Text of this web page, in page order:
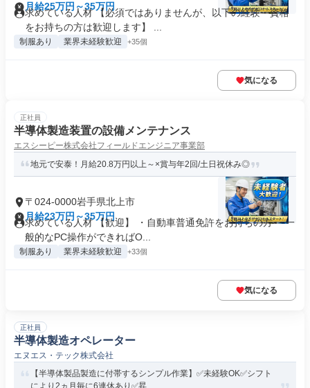
月給25万円～35万円
求めている人材 【必須ではありませんが、以下の経験・資格
をお持ちの方は歓迎します】 ...
制服あり 業界未経験歓迎 +35個
気になる
正社員
半導体製造装置の設備メンテナンス
エスシーピー株式会社フィールドエンジニア事業部
地元で安泰！月給20.8万円以上～×賞与年2回/土日祝休み◎
〒024-0000岩手県北上市
月給23万円～35万円
求めている人材 【歓迎】 ・自動車普通免許をお持ちの方 ・一
般的なPC操作ができればO...
制服あり 業界未経験歓迎 +33個
気になる
正社員
半導体製造オペレーター
エヌエス・テック株式会社
【半導体製品製造に付帯するシンプル作業】✅未経験OK✅シフト
により2ヵ月毎に6連休あり✅昇...